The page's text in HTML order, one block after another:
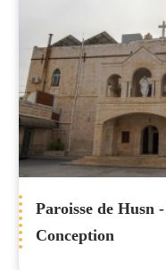
Paroisse de Husn
Conception